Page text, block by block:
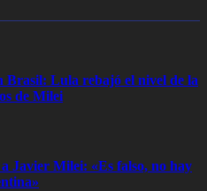
Brasil: Lula rebajó el nivel de la
de Milei
Javier Milei: «Es falso, no hay